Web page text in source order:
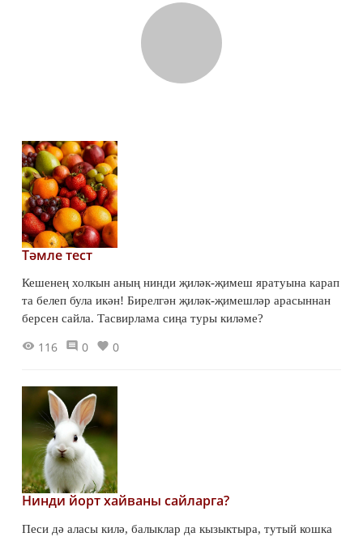
Тәмле тест
Кешенең холкын аның нинди җиләк-җимеш яратуына карап
та белеп була икән! Бирелгән җиләк-җимешләр арасыннан
берсен сайла. Тасвирлама сиңа туры киләме?
116 0 0
Нинди йорт хайваны сайларга?
Песи дә аласы килә, балыклар да кызыктыра, тутый кошка